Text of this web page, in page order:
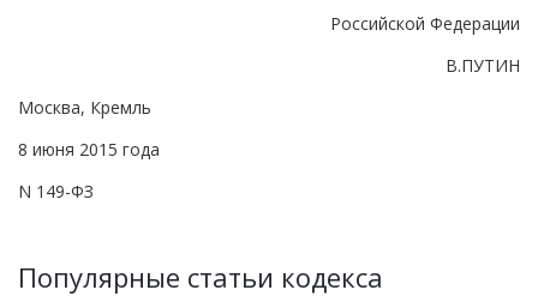
Российской Федерации
В.ПУТИН
Москва, Кремль
8 июня 2015 года
N 149-ФЗ
Популярные статьи кодекса